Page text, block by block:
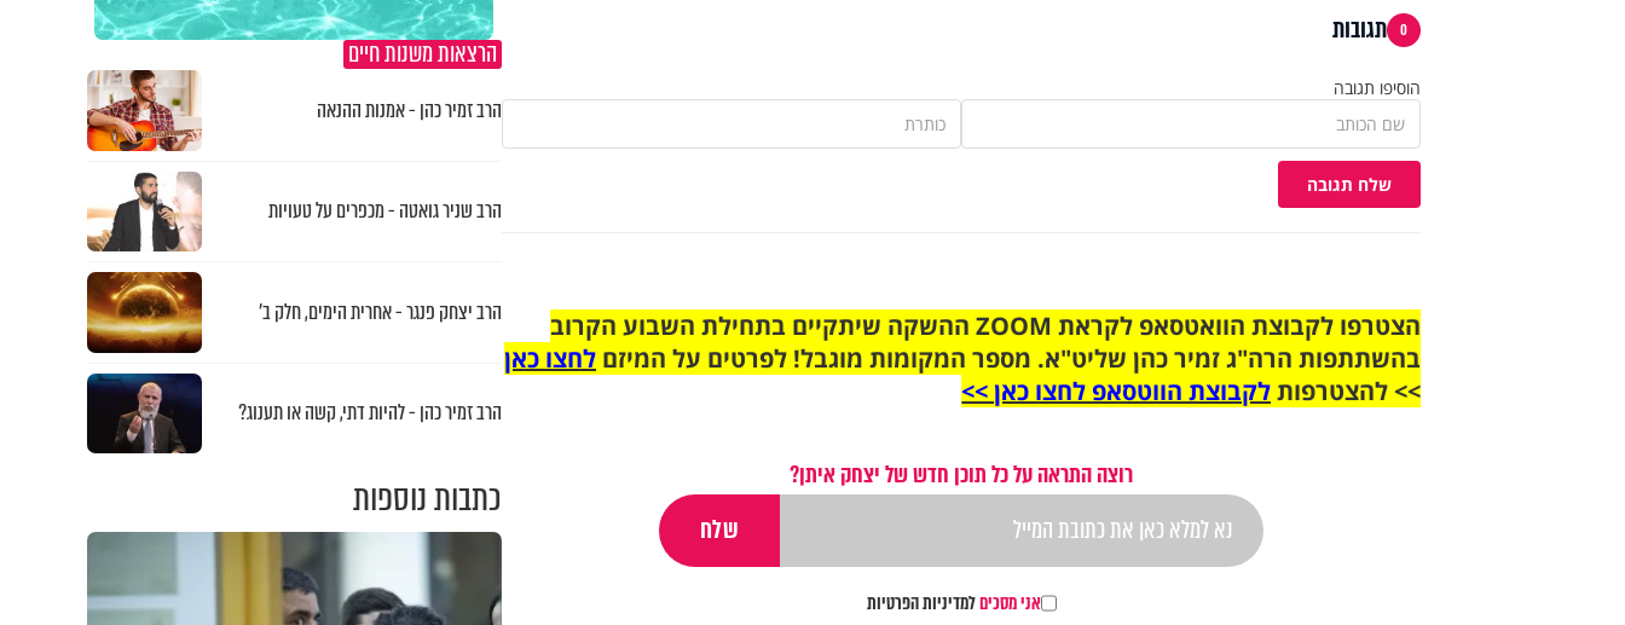
0 תגובות
הוסיפו תגובה
שלח תגובה
הצטרפו לקבוצת הוואטסאפ לקראת ZOOM ההשקה שיתקיים בתחילת השבוע הקרוב
בהשתתפות הרה"ג זמיר כהן שליט"א. מספר המקומות מוגבל! לפרטים על המיזם לחצו כאן
>> להצטרפותלקבוצת הווטסאפ לחצו כאן >>
רוצה התראה על כל תוכן חדש של יצחק איתן?
אני מסכיםלמדיניות הפרטיות
הרצאות משנות חיים
הרב זמיר כהן - אמנות ההנאה
הרב שניר גואטה - מכפרים על טעויות
הרב יצחק פנגר - אחרית הימים, חלק ב’
הרב זמיר כהן - להיות דתי, קשה או תענוג?
כתבות נוספות